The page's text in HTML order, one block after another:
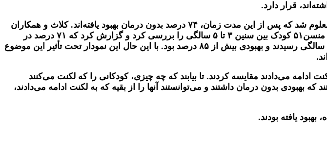
قرار دارد.
یایری و امبروز یک گروه ۸۴ نفری از کودکان را تا ۴ سال پس از آغاز لکنت پیگیری کردند. و معلوم شد که پس از این مدت زمان، ۷۴ درصد بدون درمان بهبود یافته‌اند. کلاث و همکاران
۲۳ کودک را به مدت ۶ سال بررسی کردند و ۷۰ درصد بهبودی بدون درمان را گزارش کردند. منسن۵۱ کودک بین سنین ۳ تا ۵ سالگی را بررسی کرد و گزارش کرد که ۷۱ درصد در
مدت ۲ سال بهبود یافتند. سپس پیگیری را تا دو سال دیگر ادامه داد. که کودکان به سن ۸ یا ۹ سالگی رسیدند و بهبودی بیش از ۸۵ درصد بود. با این حال این نمودار تحت تأثیر این موضوع
ادامه می‌دادند مقایسه کردند. تا بیابند که چه چیزی، کودکانی را که لکنت می‌کنند
۳۲ کودک پیش‌دبستانی، ‍۱۲ کودک از بین آنها یافتند که بهبودی بدون درمان داشتند و می‌توانستند آنها را از بقیه که به لکنت ادامه می‌دادند،
یافته بودند.